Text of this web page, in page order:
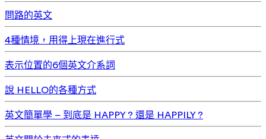
問路的英文
4種情境，用得上現在進行式
表示位置的6個英文介系詞
說 HELLO的各種方式
英文簡單學 – 到底是 HAPPY ? 還是 HAPPILY ?